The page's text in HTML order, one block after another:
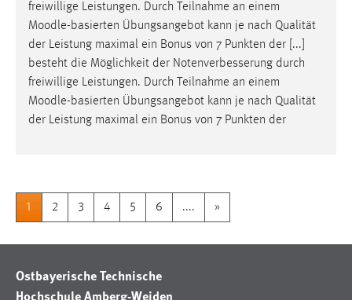
freiwillige Leistungen. Durch Teilnahme an einem
Moodle-basierten Übungsangebot kann je nach Qualität
der Leistung maximal ein Bonus von 7 Punkten der [...]
besteht die Möglichkeit der Notenverbesserung durch
freiwillige Leistungen. Durch Teilnahme an einem
Moodle-basierten Übungsangebot kann je nach Qualität
der Leistung maximal ein Bonus von 7 Punkten der
1 2 3 4 5 6 .... »
Ostbayerische Technische
Hochschule Amberg-Weiden